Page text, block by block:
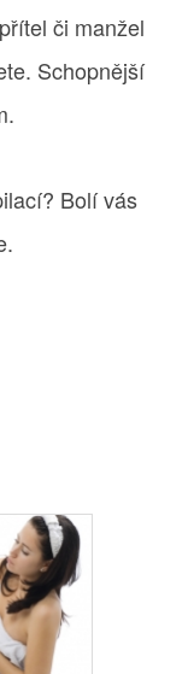
či manžel
Schopnější
Bolí vás